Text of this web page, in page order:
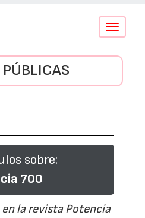
Conmutar
PÚBLICAS
sobre:
700
la revista Potencia